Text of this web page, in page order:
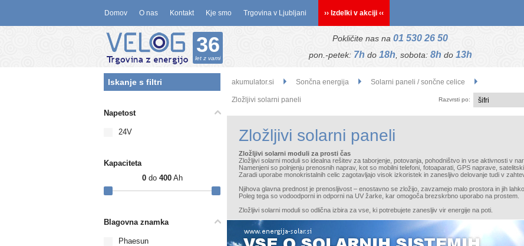
Domov O nas Kontakt Kje smo Trgovina v Ljubljani ›› Izdelki v akciji ‹‹
36
let z vami
Pokličite nas na 01 530 26 50
pon.-petek: 7h do 18h , sobota: 8h do 13h
Iskanje s filtri
Napetost
24V
Kapaciteta
0do 400Ah
Blagovna znamka
Phaesun
akumulator.si Sončna energija Solarni paneli / sončne celice
Zložljivi solarni paneli Razvrsti po:
Zložljivi solarni paneli
Zložljivi solarni moduli za prosti čas
Zložljivi solarni moduli so idealna rešitev za taborjenje, potovanja, pohodništvo in vse aktivnosti v
Namenjeni so polnjenju prenosnih naprav, kot so mobilni telefoni, fotoaparati, GPS naprave,
Zaradi uporabe monokristalnih celic zagotavljajo visok izkoristek in zanesljivo delovanje tudi v
Njihova glavna prednost je prenosljivost – enostavno se zložijo, zavzamejo malo prostora in jih
Poleg tega so vodoodporni in odporni na UV žarke, kar omogoča brezskrbno uporabo na prostem.
Zložljivi solarni moduli so odlična izbira za vse, ki potrebujete zanesljiv vir energije na poti.